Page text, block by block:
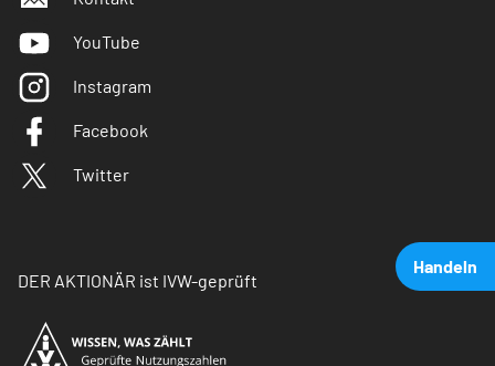
Handeln
YouTube
Instagram
Facebook
Twitter
DER AKTIONÄR ist IVW-geprüft